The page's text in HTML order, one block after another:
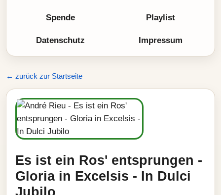
Spende Playlist
Datenschutz Impressum
← zurück zur Startseite
Es ist ein Ros' entsprungen -
Gloria in Excelsis - In Dulci
Jubilo